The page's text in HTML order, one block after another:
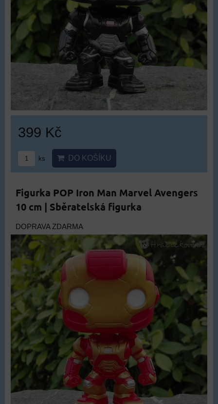
399 Kč
ks DO KOŠÍKU
Figurka POP Iron Man Marvel Avengers
10 cm | Sběratelská figurka
DOPRAVA ZDARMA